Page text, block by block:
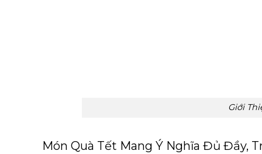
Giới
Món Quà Tết Mang Ý Nghĩa Đủ Đầy,